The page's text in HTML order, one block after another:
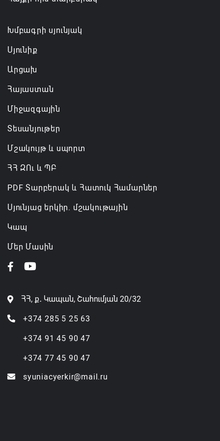
Խմբագրի սյունյակ
Սյունիք
Արցախ
Հայաստան
Միջազգային
Տեսանյութեր
Մշակույթ և սպորտ
ՀՀ ԶՈւ և ՊԲ
PDF Տարբերակ և Հատուկ Համարներ
Սյունյաց երկիր. մշակութային
Կապ
Մեր Մասին
ՀՀ, ք․ Կապան, Շահումյան 20/32
+374 285 5 25 63
+374 91 45 90 47
+374 77 45 90 47
syuniacyerkir@mail.ru